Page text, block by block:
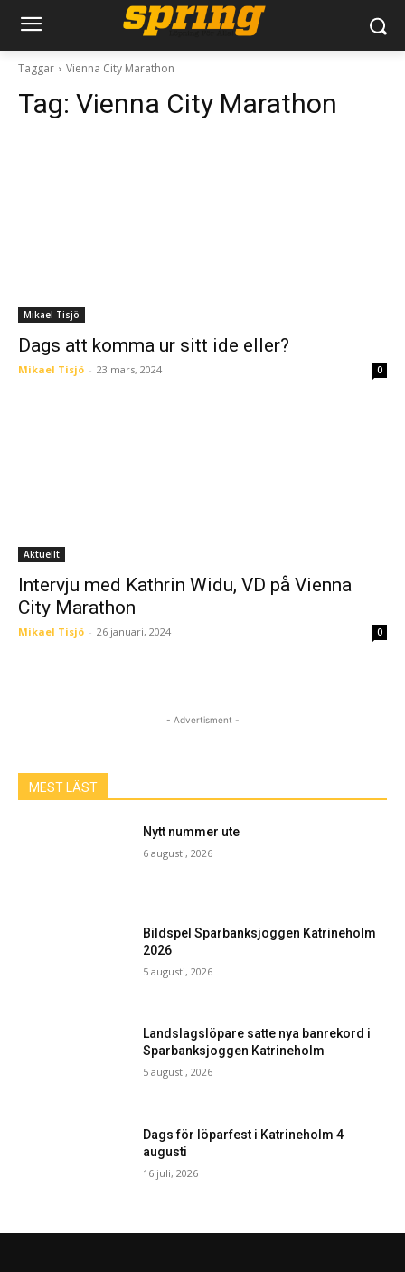
Taggar Vienna City Marathon
Tag: Vienna City Marathon
Mikael Tisjö
Dags att komma ur sitt ide eller?
Mikael Tisjö - 23 mars, 2024 0
Aktuellt
Intervju med Kathrin Widu, VD på Vienna
City Marathon
Mikael Tisjö - 26 januari, 2024 0
- Advertisment -
MEST LÄST
Nytt nummer ute
6 augusti, 2026
Bildspel Sparbanksjoggen Katrineholm
2026
5 augusti, 2026
Landslagslöpare satte nya banrekord i
Sparbanksjoggen Katrineholm
5 augusti, 2026
Dags för löparfest i Katrineholm 4
augusti
16 juli, 2026